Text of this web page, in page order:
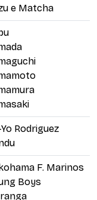
e Matcha
Yo Rodriguez
F. Marinos
Boys